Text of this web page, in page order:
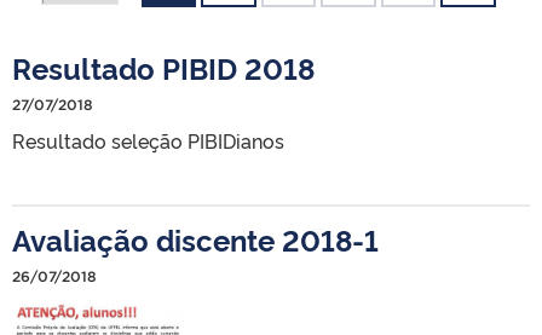
TELEFONES
Resultado PIBID 2018
27/07/2018
Resultado seleção PIBIDianos
Avaliação discente 2018-1
26/07/2018